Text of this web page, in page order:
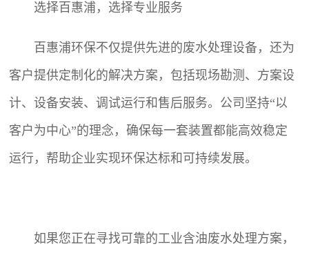
选择百惠浦，选择专业服务
百惠浦环保不仅提供先进的废水处理设备，还为
客户提供定制化的解决方案，包括现场勘测、方案设
计、设备安装、调试运行和售后服务。公司坚持“以
客户为中心”的理念，确保每一套装置都能高效稳定
运行，帮助企业实现环保达标和可持续发展。
如果您正在寻找可靠的工业含油废水处理方案，